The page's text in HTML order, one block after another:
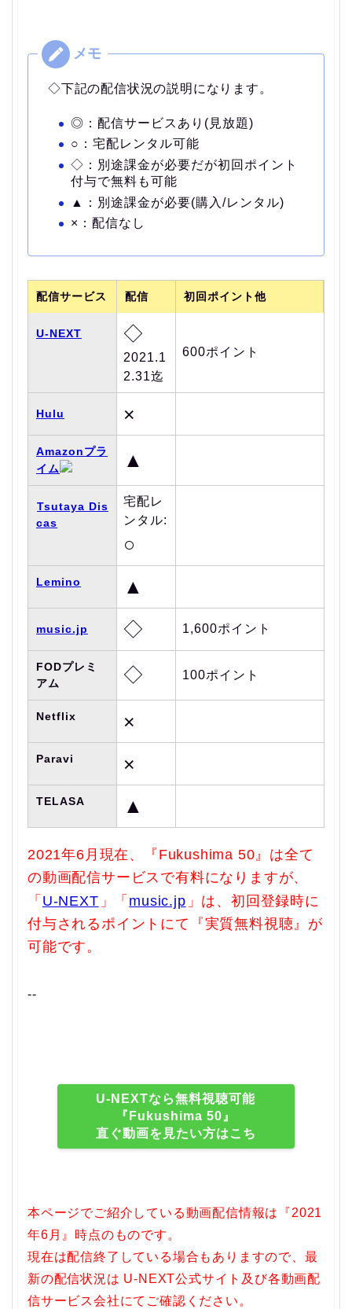
◇下記の配信状況の説明になります。
◎：配信サービスあり(見放題)
○：宅配レンタル可能
◇：別途課金が必要だが初回ポイント
付与で無料も可能
▲：別途課金が必要(購入/レンタル)
×：配信なし
配信サービス 配信 初回ポイント他
U-NEXT ◇
2021.1
2.31迄
600ポイント
Hulu ×
Amazonプラ
イム
▲
Tsutaya Dis
cas
宅配レ
ンタル:
○
Lemino ▲
music.jp ◇ 1,600ポイント
FODプレミ
アム
◇ 100ポイント
Netflix ×
Paravi ×
TELASA ▲
2021年6月現在、『Fukushima 50』は全て
の動画配信サービスで有料になりますが、
「 U-NEXT 」「 music.jp 」は、初回登録時に
付与されるポイントにて『実質無料視聴』が
可能です。
--
U-NEXTなら無料視聴可能
『Fukushima 50』
直ぐ動画を見たい方はこち
本ページでご紹介している動画配信情報は『2021
年6月』時点のものです。
現在は配信終了している場合もありますので、最
新の配信状況は U-NEXT公式サイト及び各動画配
信サービス会社にてご確認ください。